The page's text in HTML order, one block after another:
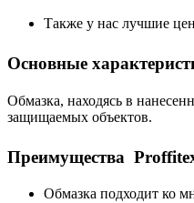
Также у нас лучшие
Основные
Обмазка, находясь в
защищаемых объектов.
Преимущества
Обмазка подходит ко